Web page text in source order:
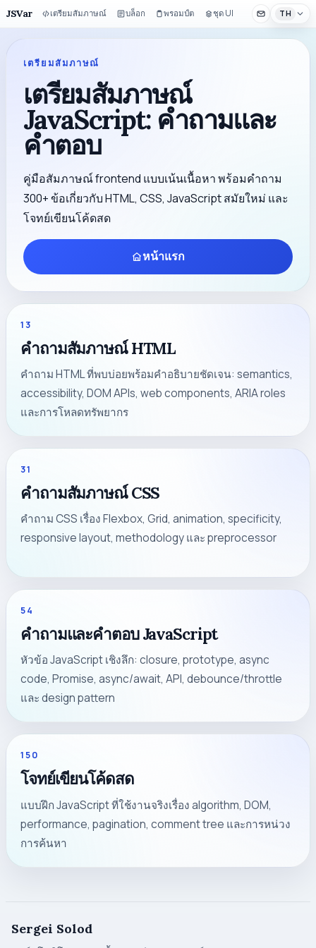
JSVar เตรียมสัมภาษณ์ บล็อก พรอมป์ต ชุด UI TH
เตรียมสัมภาษณ์
เตรียมสัมภาษณ์
JavaScript: คำถามและ
คำตอบ
คู่มือสัมภาษณ์ frontend แบบเน้นเนื้อหา พร้อมคำถาม
300+ ข้อเกี่ยวกับ HTML, CSS, JavaScript สมัยใหม่ และ
โจทย์เขียนโค้ดสด
หน้าแรก
13
คำถามสัมภาษณ์ HTML
คำถาม HTML ที่พบบ่อยพร้อมคำอธิบายชัดเจน: semantics,
accessibility, DOM APIs, web components, ARIA roles
และการโหลดทรัพยากร
31
คำถามสัมภาษณ์ CSS
คำถาม CSS เรื่อง Flexbox, Grid, animation, specificity,
responsive layout, methodology และ preprocessor
54
คำถามและคำตอบ JavaScript
หัวข้อ JavaScript เชิงลึก: closure, prototype, async
code, Promise, async/await, API, debounce/throttle
และ design pattern
150
โจทย์เขียนโค้ดสด
แบบฝึก JavaScript ที่ใช้งานจริงเรื่อง algorithm, DOM,
performance, pagination, comment tree และการหน่วง
การค้นหา
Sergei Solod